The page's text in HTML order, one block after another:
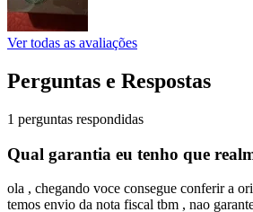
Ver todas as avaliações
Perguntas e Respostas
1 perguntas respondidas
Qual garantia eu tenho que
ola , chegando voce consegue conferir a
temos envio da nota fiscal tbm , nao